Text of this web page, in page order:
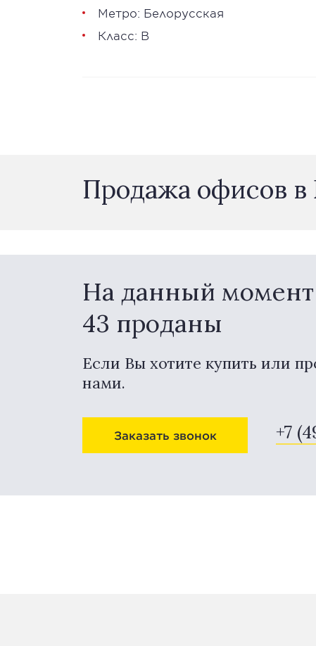
Метро: Белорусская
Класс: В
Продажа офисов в
На данный момент
43 проданы
Если Вы хотите купить или
нами.
Заказать звонок +7